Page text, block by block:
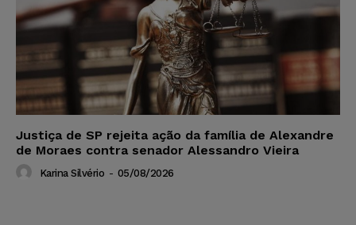
Justiça de SP rejeita ação da família de Alexandre
de Moraes contra senador Alessandro Vieira
Karina Silvério - 05/08/2026